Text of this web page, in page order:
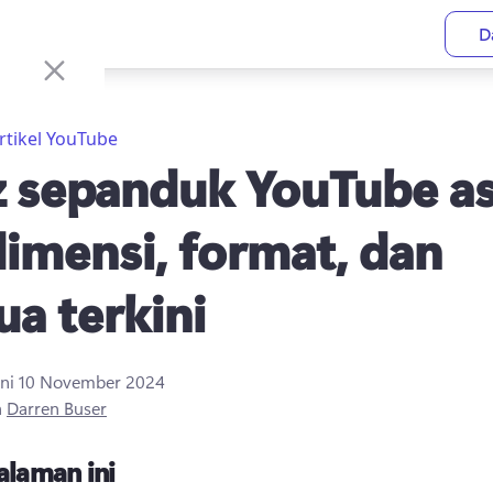
YouTube
sepanduk YouTube
format, dan
terkini
10 November 2024
Darren Buser
ini